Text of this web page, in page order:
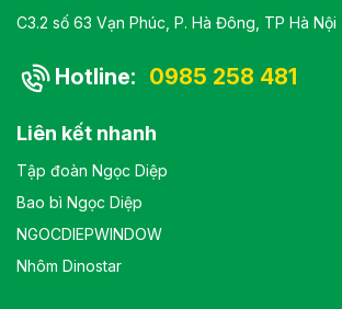
C3.2 số 63 Vạn Phúc, P. Hà Đông, TP Hà Nội
Hotline: 0985 258 481
Liên kết nhanh
Tập đoàn Ngọc Diệp
Bao bì Ngọc Diệp
NGOCDIEPWINDOW
Nhôm Dinostar